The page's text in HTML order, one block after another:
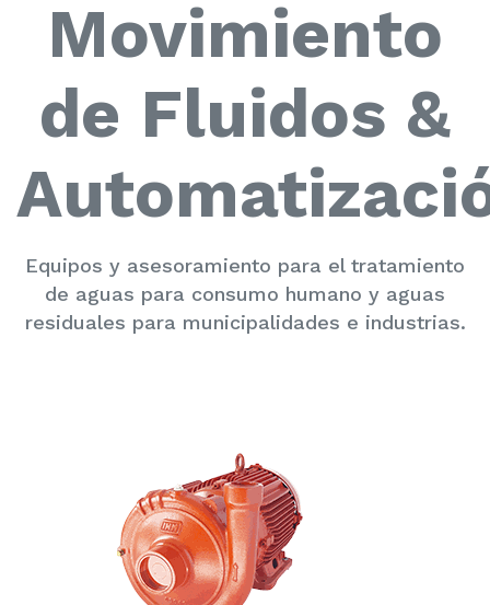
Movimiento
de Fluidos &
Equipos y asesoramiento para el tratamiento
de aguas para consumo humano y aguas
residuales para municipalidades e industrias.